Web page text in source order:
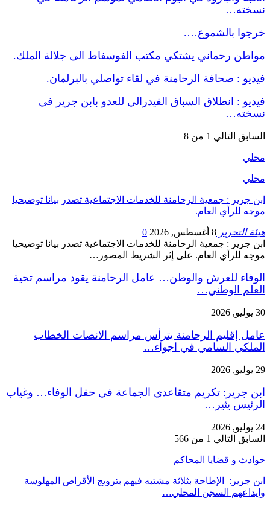
نسخته…
خرجوا بالشموع….
مواطن رحماني يشتكي مكتب الفوسفاط الى جلالة الملك.
فيديو : صحافة الرحامنة في لقاء تواصلي بالبرلمان.
فيديو : انطلاق السباق الفيدرالي للعدو بابن جرير في
نسخته…
السابق التالي 1 من 8
محلي
محلي
ابن جرير : جمعية الرحامنة للخدمات الاجتماعية تصدر بيانا توضيحيا
موجه للرأي العام.
هيئة التحرير 8 أغسطس, 2026
0
ابن جرير : جمعية الرحامنة للخدمات الاجتماعية تصدر بيانا توضيحيا
موجه للرأي العام. على إثر الشريط المصور…
الوفاء للعرش والوطن… عامل الرحامنة يقود مراسم تحية
العلم الوطني…
30 يوليو, 2026
عامل إقليم الرحامنة يترأس مراسم الانصات الخطاب
الملكي السامي في اجواء…
29 يوليو, 2026
ابن جرير: تكريم متقاعدي الجماعة في حفل الوفاء… وغياب
الرئيس يثير…
24 يوليو, 2026
السابق التالي 1 من 566
حوادث و قضايا المحاكم
ابن جرير: الإطاحة بثلاثة مشتبه فيهم بترويج الأقراص المهلوسة
وإيداعهم السجن المحلي…